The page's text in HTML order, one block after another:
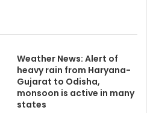
Weather News: Alert of
heavy rain from Haryana-
Gujarat to Odisha,
monsoon is active in many
states